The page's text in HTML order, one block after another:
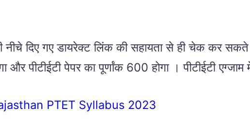
नीचे दिए गए डायरेक्ट लिंक की सहायता से ही चेक कर
पेपर का पूर्णांक 600 होगा । पीटीईटी एग्जाम में
PTET Syllabus 2023